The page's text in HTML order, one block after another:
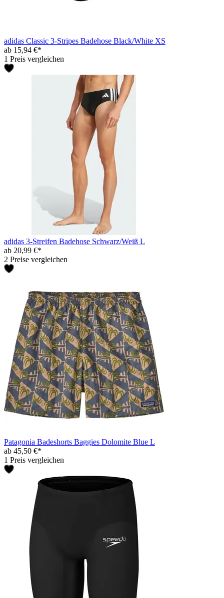
adidas Classic 3-Stripes Badehose Black/White XS
ab 15,94 €*
1 Preis vergleichen
adidas 3-Streifen Badehose Schwarz/Weiß L
ab 20,99 €*
2 Preise vergleichen
Patagonia Badeshorts Baggies Dolomite Blue L
ab 45,50 €*
1 Preis vergleichen